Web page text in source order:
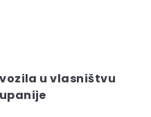
u vlasništvu